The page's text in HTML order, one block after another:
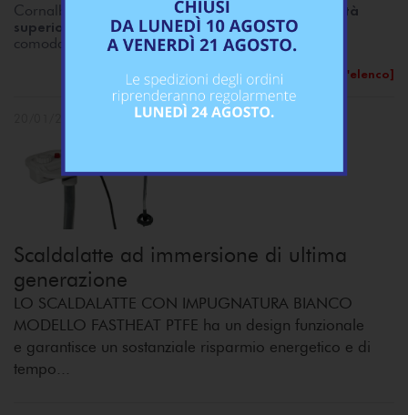
Cornalba dispone di unaserie di Calamite di qualità
superiore
a prezzi convenienti, le puoi vedere
comodamente sulnostro sito .
[torna all'elenco]
Scaldalatte ad immersione di ultima
generazione
LO SCALDALATTE CON IMPUGNATURA BIANCO
MODELLO FASTHEAT PTFE ha un design funzionale
e garantisce un sostanziale risparmio energetico e di
tempo...